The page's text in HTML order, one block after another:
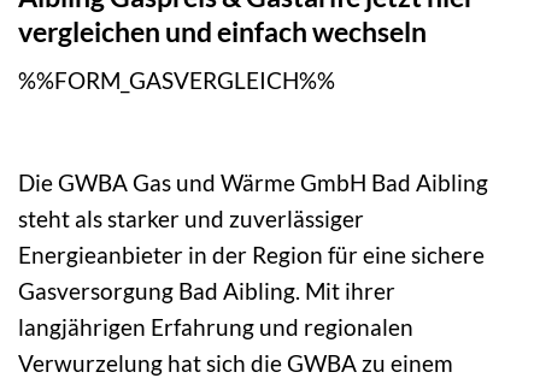
vergleichen und einfach wechseln
%%FORM_GASVERGLEICH%%
Die GWBA Gas und Wärme GmbH Bad Aibling
steht als starker und zuverlässiger
Energieanbieter in der Region für eine sichere
Gasversorgung Bad Aibling. Mit ihrer
langjährigen Erfahrung und regionalen
Verwurzelung hat sich die GWBA zu einem